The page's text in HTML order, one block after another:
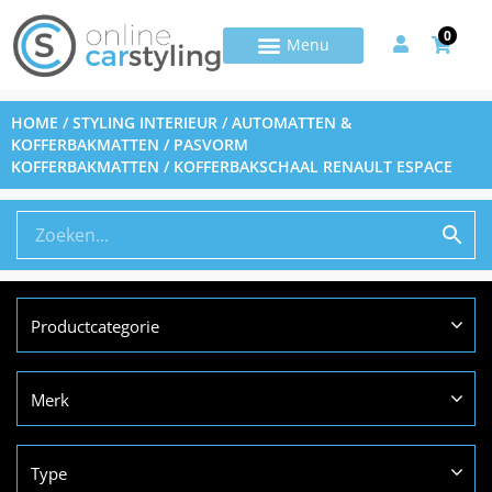
0
HOME /STYLING INTERIEUR /AUTOMATTEN &
KOFFERBAKMATTEN / PASVORM
KOFFERBAKMATTEN / KOFFERBAKSCHAAL RENAULT ESPACE
Productcategorie
Merk
Type